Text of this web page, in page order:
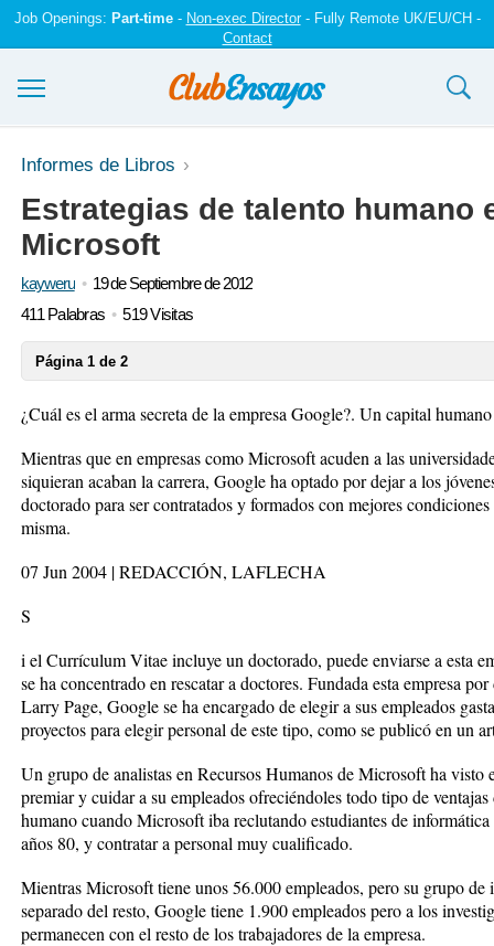
Job Openings: Part-time- Non-exec Director- Fully Remote UK/EU/CH -
Contact
Ensayos y trabajos
Registrarse
Iniciar sesión
Informes de Libros
Estrategias de talento humano
Microsoft
kayweru
19 de Septiembre de 2012
411 Palabras
519 Visitas
Página 1 de 2
¿Cuál es el arma secreta de la empresa Google?. Un capital
Mientras que en empresas como Microsoft acuden a las
siquieran acaban la carrera, Google ha optado por dejar a los
doctorado para ser contratados y formados con mejores
misma.
07 Jun 2004 | REDACCIÓN, LAFLECHA
S
i el Currículum Vitae incluye un doctorado, puede enviarse a esta
se ha concentrado en rescatar a doctores. Fundada esta empresa
Larry Page, Google se ha encargado de elegir a sus empleados
proyectos para elegir personal de este tipo, como se publicó en un
Un grupo de analistas en Recursos Humanos de Microsoft ha visto
premiar y cuidar a su empleados ofreciéndoles todo tipo de
humano cuando Microsoft iba reclutando estudiantes de
años 80, y contratar a personal muy cualificado.
Mientras Microsoft tiene unos 56.000 empleados, pero su grupo de
separado del resto, Google tiene 1.900 empleados pero a los
permanecen con el resto de los trabajadores de la empresa.